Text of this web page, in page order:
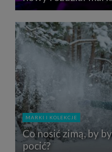
MARKI I KOLEKCJE
Co nosić zimą, by
pocić?